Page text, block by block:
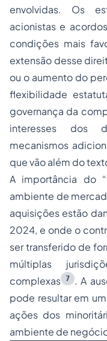
envolvidas. Os
acionistas e
condições mais
extensão desse
ou o aumento do
flexibilidade
governança da
interesses dos
mecanismos
que vão além do
A importância do “
ambiente de
aquisições estão
2024, e onde o
ser transferido de
múltiplas
complexas 7 . A
pode resultar em
ações dos
ambiente de